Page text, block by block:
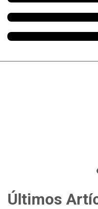
Últimos